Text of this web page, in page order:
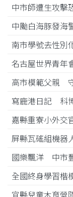
中市師遭生攻
中颱白海豚發
南市學號去性
名古屋世界青
高市模範父親
寫鹿港日記 科
嘉縣重寮小外
屏縣瓦磘組機
國樂飄洋 中市
全國終身學習
宜縣兒童木育